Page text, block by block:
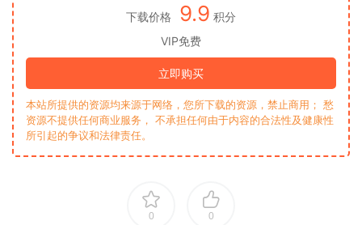
下载价格 9.9 积分
VIP免费
立即购买
本站所提供的资源均来源于网络，您所下载的资源，禁止商用； 愁
资源不提供任何商业服务， 不承担任何由于内容的合法性及健康性
所引起的争议和法律责任。
0 0